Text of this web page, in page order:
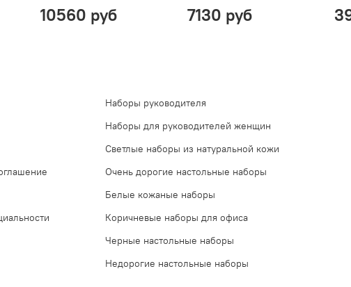
10560 руб 7130 руб
Наборы руководителя
Наборы для руководителей женщин
Светлые наборы из натуральной кожи
Очень дорогие настольные наборы
Белые кожаные наборы
Коричневые наборы для офиса
Черные настольные наборы
Недорогие настольные наборы